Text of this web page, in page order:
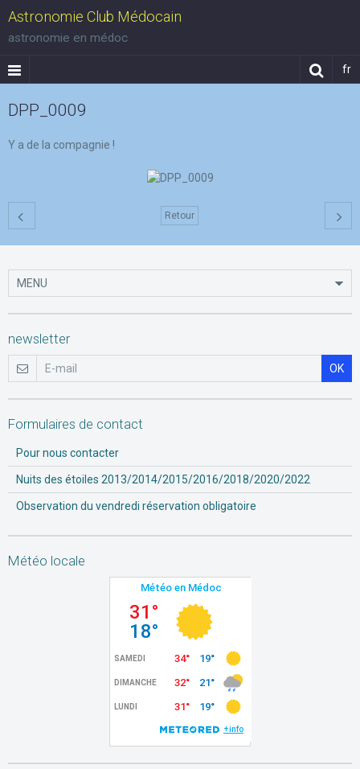
Astronomie Club Médocain
astronomie en médoc
fr
DPP_0009
Y a de la compagnie !
Retour
newsletter
OK
Formulaires de contact
Pour nous contacter
Nuits des étoiles 2013/2014/2015/2016/2018/2020/2022
Observation du vendredi réservation obligatoire
Météo locale